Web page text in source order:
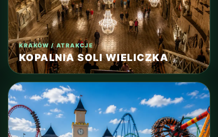
KRAKÓW / ATRAKCJE
KOPALNIA SOLI WIELICZKA